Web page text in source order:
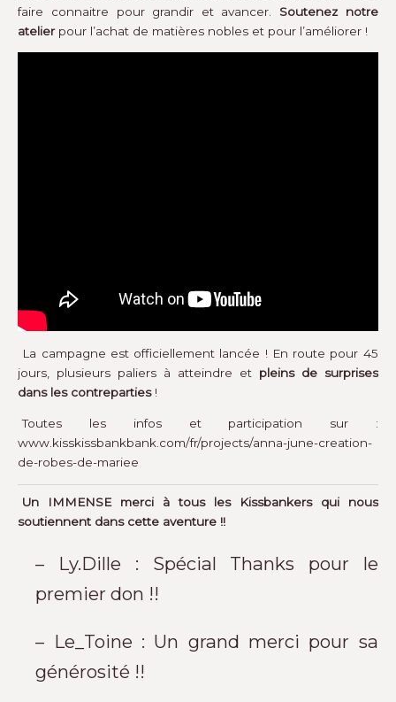
faire connaitre pour grandir et avancer. Soutenez notre
atelierpour l’achat de matières nobles et pour l’améliorer !
La campagne est officiellement lancée ! En route pour 45
jours, plusieurs paliers à atteindre et pleins de surprises
dans les contreparties!
Toutes les infos et participation sur :
www.kisskissbankbank.com/fr/projects/anna-june-creation-
de-robes-de-mariee
Un IMMENSE merci à tous les Kissbankers qui nous
soutiennent dans cette aventure !!
– Ly.Dille : Spécial Thanks pour le
premier don !!
– Le_Toine : Un grand merci pour sa
générosité !!